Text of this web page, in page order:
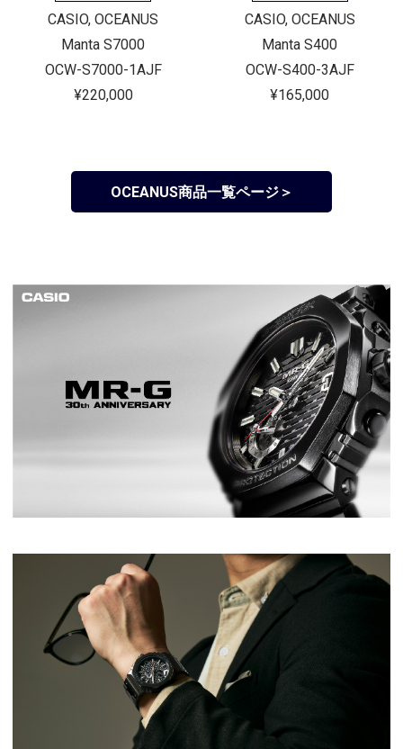
CASIO, OCEANUS
Manta S7000
OCW-S7000-1AJF
¥220,000
CASIO, OCEANUS
Manta S400
OCW-S400-3AJF
¥165,000
OCEANUS商品一覧ページ＞